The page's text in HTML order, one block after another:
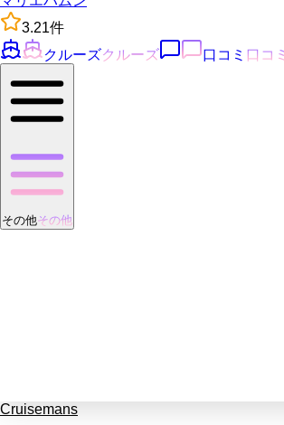
3.21件
クルーズクルーズ 口コミ 口コミ
その他その他
Cruisemans